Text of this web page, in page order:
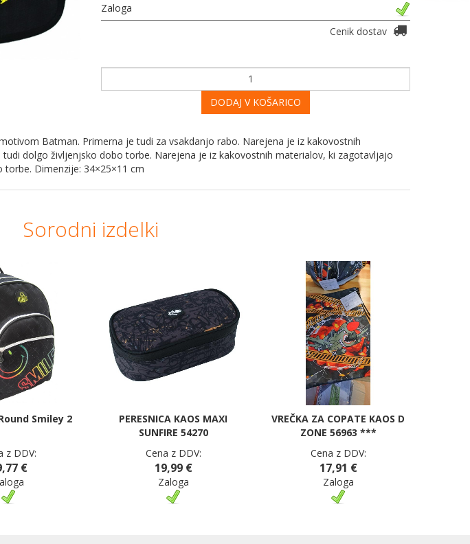
Zaloga
Cenik dostav
DODAJ V KOŠARICO
Batman. Primerna je tudi za vsakdanjo rabo. Narejena je iz kakovostnih
dolgo življenjsko dobo torbe. Narejena je iz kakovostnih materialov, ki zagotavljajo
Dimenzije: 34×25×11 cm
Sorodni izdelki
Smiley 2
z DDV:
€
PERESNICA KAOS MAXI
SUNFIRE 54270
Cena z DDV:
19,99 €
Zaloga
VREČKA ZA COPATE KAOS D
ZONE 56963 ***
Cena z DDV:
17,91 €
Zaloga